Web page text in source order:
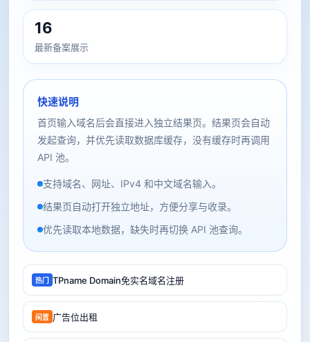
16
最新备案展示
快速说明
首页输入域名后会直接进入独立结果页。结果页会自动
发起查询，并优先读取数据库缓存，没有缓存时再调用
API 池。
支持域名、网址、IPv4 和中文域名输入。
结果页自动打开独立地址，方便分享与收录。
优先读取本地数据，缺失时再切换 API 池查询。
热门 TPname Domain免实名域名注册
闲置 广告位出租